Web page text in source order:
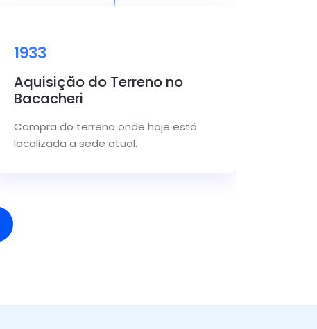
1933
Aquisição do Terreno no
Bacacheri
Compra do terreno onde hoje está
localizada a sede atual.